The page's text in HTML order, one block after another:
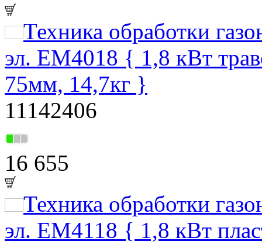
Техника обработки
эл. EM4018 { 1,8 кВт
75мм, 14,7кг }
11142406
16 655
Техника обработки
эл. EM4118 { 1,8 кВт